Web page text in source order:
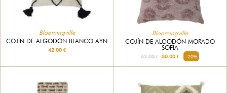
Bloomingville
COJÍN DE ALGODÓN BLANCO AYN
42.00 €
Bloomingville
COJÍN DE ALGODÓN MORADO
SOFIA
62.00 € 50.00 € -20%